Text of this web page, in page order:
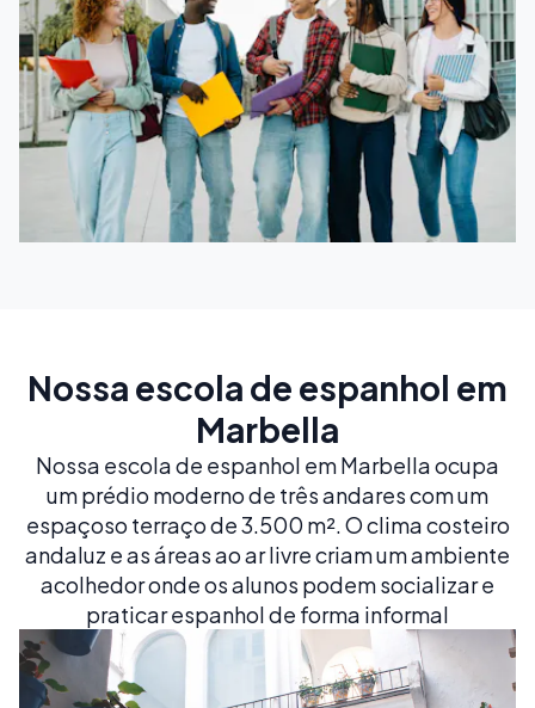
Nossa escola de espanhol em
Marbella
Nossa escola de espanhol em Marbella ocupa
um prédio moderno de três andares com um
espaçoso terraço de 3.500 m². O clima costeiro
andaluz e as áreas ao ar livre criam um ambiente
acolhedor onde os alunos podem socializar e
praticar espanhol de forma informal